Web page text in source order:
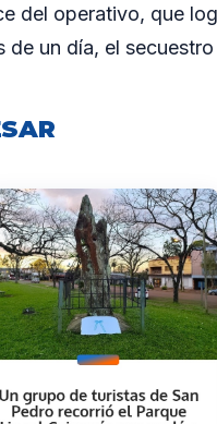
del operativo, que
de un día, el